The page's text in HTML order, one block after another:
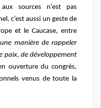
sources n’est pas
c’est aussi un geste de
et le Caucase, entre
une manière de rappeler
paix, de développement
ouverture du congrès,
venus de toute la